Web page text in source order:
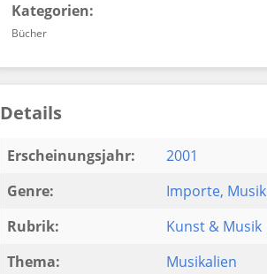
Kategorien:
Bücher
Details
Erscheinungsjahr:
2001
Genre:
Importe, Musik
Rubrik:
Kunst & Musik
Thema:
Musikalien